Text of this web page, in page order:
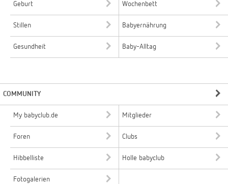
Geburt Wochenbett
Stillen Babyernährung
Gesundheit Baby-Alltag
COMMUNITY
My babyclub.de Mitglieder
Foren Clubs
Hibbelliste Holle babyclub
Fotogalerien